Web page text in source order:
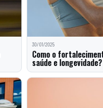
30/01/2025
Como o
saúde e longevidade?